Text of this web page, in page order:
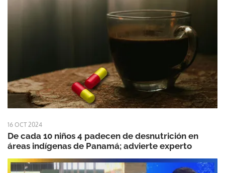
16 OCT 2024
De cada 10 niños 4 padecen de desnutrición en
áreas indígenas de Panamá; advierte experto